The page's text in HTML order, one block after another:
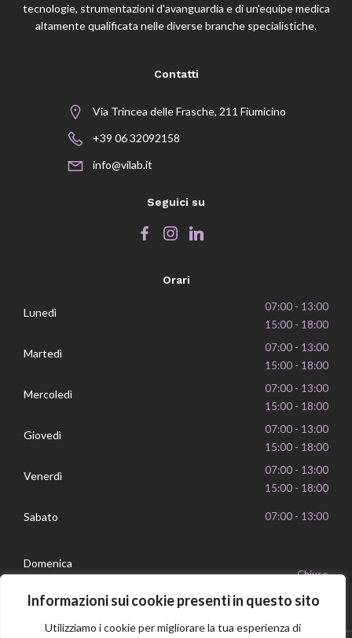
Informazioni sui cookie presenti in questo sito
Utilizziamo i cookie per migliorare la tua esperienza di
tecnologie, strumentazioni d'avanguardia e di un'equipe medica
altamente qualificata nelle diverse branche specialistiche.
Contatti
Via Trincea delle Frasche, 211 Fiumicino
+39 06 32092158
info@vilab.it
Seguici su
Orari
Lunedì
07:00 - 13:00
15:00 - 18:00
Martedì
07:00 - 13:00
15:00 - 18:00
Mercoledì
07:00 - 13:00
15:00 - 18:00
Giovedì
07:00 - 13:00
15:00 - 18:00
Venerdì
07:00 - 13:00
15:00 - 18:00
Sabato 07:00 - 13:00
Domenica
Chiuso